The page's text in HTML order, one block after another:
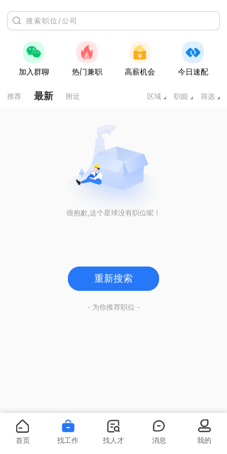
加入群聊 热门兼职 高薪机会 今日速配
推荐 最新 附近 区域 职能 筛选
很抱歉,这个星球没有职位呢！
重新搜索
- 为你推荐职位 -
首页 找工作 找人才 消息 我的